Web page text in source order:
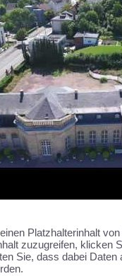
Platzhalterinhalt von
zuzugreifen, klicken
Sie, dass dabei Daten